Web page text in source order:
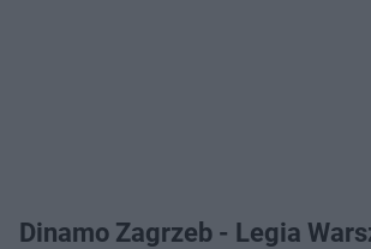
Dinamo Zagrzeb - Legia